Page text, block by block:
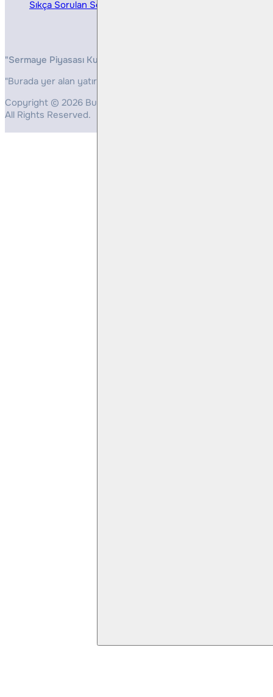
Sıkça Sorulan Sorular
"Sermaye Piyasası Kurulunun, Yatırım Hizmetleri ve
"Burada yer alan yatırım bilgi, yorum ve tavsiyeleri yatırım
Copyright © 2026 Bulls Yatırım Menkul Değerler
All Rights Reserved.